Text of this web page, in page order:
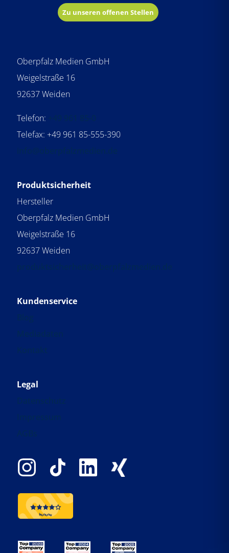
Zu unseren offenen Stellen
Oberpfalz Medien GmbH
Weigelstraße 16
92637 Weiden
Telefon:
+49 961 85-0
Telefax: +49 961 85-555-390
info@oberpfalzmedien.de
Produktsicherheit
Hersteller
Oberpfalz Medien GmbH
Weigelstraße 16
92637 Weiden
produktsicherheit@oberpfalzmedien.de
Kundenservice
Blog
Mediadaten
Kontakt
Legal
Datenschutz
Impressum
AGBs